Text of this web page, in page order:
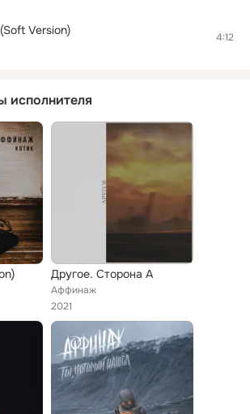
Version) 4:12
исполнителя
Другое. Сторона А
Аффинаж
2021